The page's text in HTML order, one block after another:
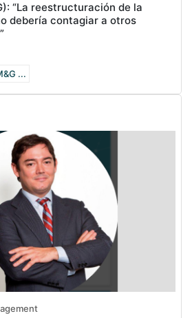
“La reestructuración de la
debería contagiar a otros
...